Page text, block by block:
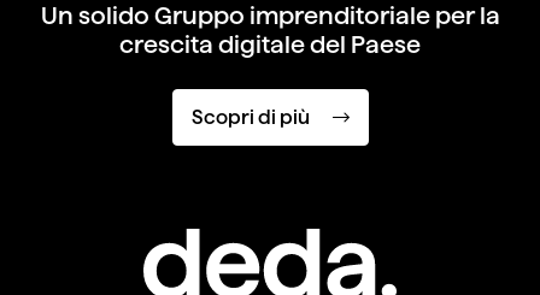
Un solido Gruppo imprenditoriale perla
crescita digitale del Paese
Scopri di più